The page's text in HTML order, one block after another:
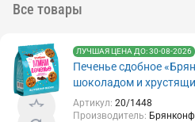
Все товары
ЛУЧШАЯ ЦЕНА ДО: 30-08-2026
Печенье сдобное
шоколадом и
Артикул: 20/1448
Производитель: